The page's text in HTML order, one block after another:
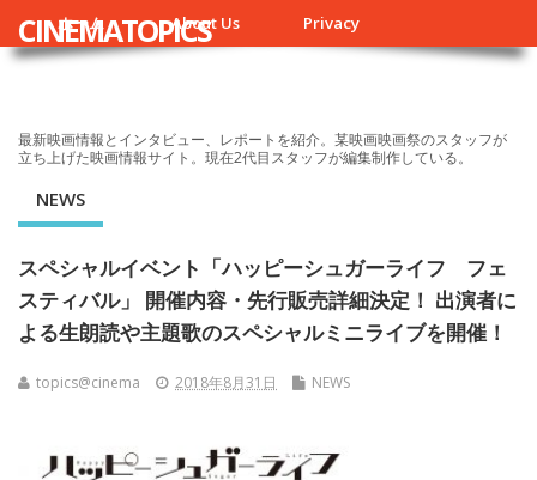
ホーム About Us Privacy
CINEMATOPICS
最新映画情報とインタビュー、レポートを紹介。某映画映画祭のスタッフが
立ち上げた映画情報サイト。現在2代目スタッフが編集制作している。
NEWS
スペシャルイベント「ハッピーシュガーライフ フェ
スティバル」 開催内容・先行販売詳細決定！ 出演者に
よる生朗読や主題歌のスペシャルミニライブを開催！
topics@cinema 2018年8月31日 NEWS